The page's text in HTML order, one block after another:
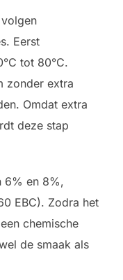
Eerst
tot 80°C.
zonder extra
Omdat extra
deze stap
6% en 8%,
EBC). Zodra het
chemische
de smaak als